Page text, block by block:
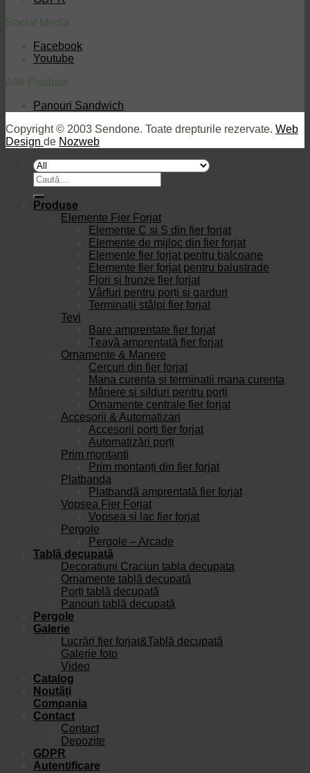
Social Media
Facebook
Youtube
Alte Produse
Panouri Sandwich
Copyright © 2003 Sendone. Toate drepturile rezervate. Web
Design de Nozweb
Caută
după:
Produse
Elemente Fier Forjat
Elemente C și S din fier forjat
Elemente de mijloc din fier forjat
Elemente fier forjat pentru balcoane
Elemente fier forjat pentru balustrade
Flori și frunze fier forjat
Vârfuri pentru porți și garduri
Terminații stâlpi fier forjat
Tevi
Bare amprentate fier forjat
Țeavă amprentată fier forjat
Ornamente & Manere
Cercuri din fier forjat
Mana curenta si terminatii mana curenta
Mânere și silduri pentru porți
Ornamente centrale fier forjat
Accesorii & Automatizari
Accesorii porți fier forjat
Automatizări porți
Prim montanti
Prim montanți din fier forjat
Platbanda
Platbandă amprentată fier forjat
Vopsea Fier Forjat
Vopsea și lac fier forjat
Pergole
Pergole – Arcade
Tablă decupată
Decoratiuni Craciun tabla decupata
Ornamente tablă decupată
Porți tablă decupată
Panouri tablă decupată
Pergole
Galerie
Lucrări fier forjat&Tablă decupată
Galerie foto
Video
Catalog
Noutăți
Compania
Contact
Contact
Depozite
GDPR
Autentificare